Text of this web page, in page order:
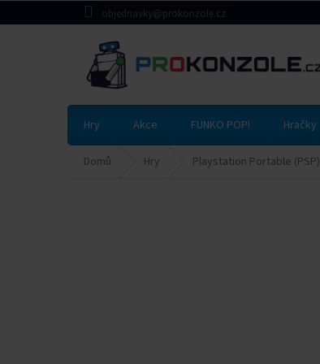
na
objednavky@prokonzole.cz
Hry Akce FUNKO POP! Hračky
Domů Hry Playstation Portable (PSP)